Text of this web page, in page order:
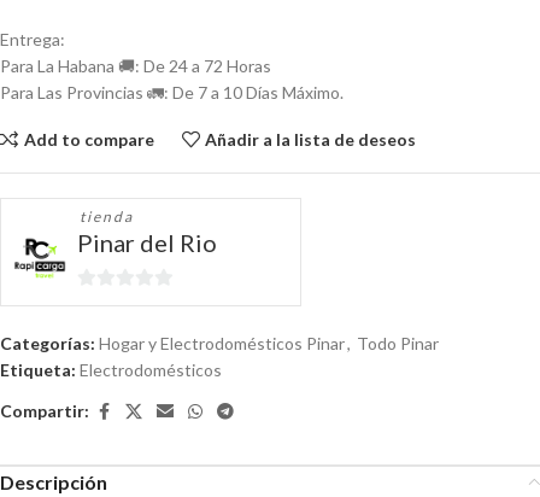
Entrega:
Para La Habana 🚚: De 24 a 72 Horas
Para Las Provincias 🚛: De 7 a 10 Días Máximo.
Add to compare Añadir a la lista de deseos
tienda
Pinar del Rio
0
Categorías: Hogar y Electrodomésticos Pinar, Todo Pinar
Etiqueta: Electrodomésticos
Compartir:
Descripción